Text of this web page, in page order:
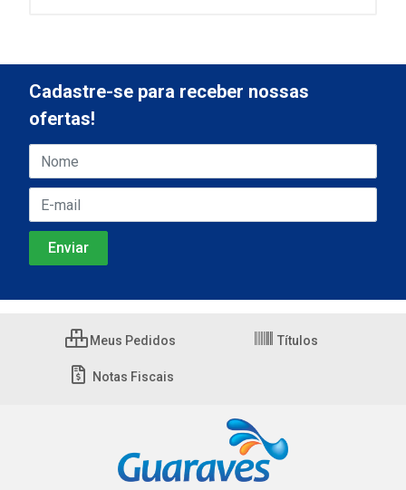
Cadastre-se para receber nossas
ofertas!
Meus Pedidos Títulos
Notas Fiscais